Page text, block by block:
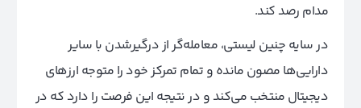
مدام رصد کند.
در سایه چنین لیستی، معامله‌گر از درگیر‌شدن با سایر
دارایی‌ها مصون مانده و تمام تمرکز خود را متوجه ارزهای
دیجیتال منتخب می‌کند و در نتیجه این فرصت را دارد که در